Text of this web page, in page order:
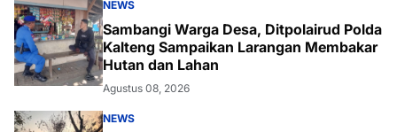
NEWS
Sambangi Warga Desa, Ditpolairud Polda
Kalteng Sampaikan Larangan Membakar
Hutan dan Lahan
Agustus 08, 2026
NEWS